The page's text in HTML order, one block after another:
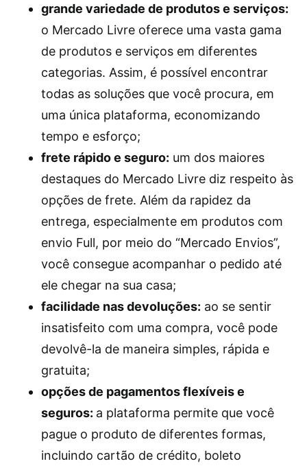
grande variedade de produtos e serviços:
o Mercado Livre oferece uma vasta gama
de produtos e serviços em diferentes
categorias. Assim, é possível encontrar
todas as soluções que você procura, em
uma única plataforma, economizando
tempo e esforço;
frete rápido e seguro: um dos maiores
destaques do Mercado Livre diz respeito às
opções de frete. Além da rapidez da
entrega, especialmente em produtos com
envio Full, por meio do “Mercado Envios”,
você consegue acompanhar o pedido até
ele chegar na sua casa;
facilidade nas devoluções: ao se sentir
insatisfeito com uma compra, você pode
devolvê-la de maneira simples, rápida e
gratuita;
opções de pagamentos flexíveis e
seguros: a plataforma permite que você
pague o produto de diferentes formas,
incluindo cartão de crédito, boleto